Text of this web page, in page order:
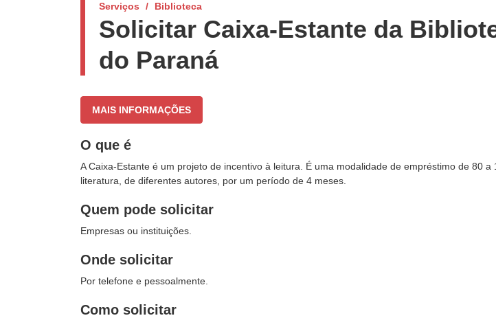
Serviços Biblioteca
Solicitar Caixa-Estante da
do Paraná
MAIS INFORMAÇÕES
O que é
A Caixa-Estante é um projeto de incentivo à leitura. É uma modalidade de empréstimo de 80 a
literatura, de diferentes autores, por um período de 4 meses.
Quem pode solicitar
Empresas ou instituições.
Onde solicitar
Por telefone e pessoalmente.
Como solicitar